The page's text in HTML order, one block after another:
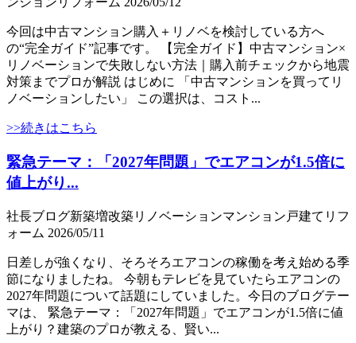
今回は中古マンション購入＋リノベを検討している方へ
の“完全ガイド”記事です。 【完全ガイド】中古マンション×
リノベーションで失敗しない方法｜購入前チェックから地震
対策までプロが解説 はじめに 「中古マンションを買ってリ
ノベーションしたい」 この選択は、コスト...
>>続きはこちら
緊急テーマ：「2027年問題」でエアコンが1.5倍に
値上がり...
社長ブログ新築増改築リノベーションマンション 戸建て リフ
ォーム 2026/05/11
日差しが強くなり、そろそろエアコンの稼働を考え始める季
節になりましたね。 今朝もテレビを見ていたらエアコンの
2027年問題について話題にしていました。今日のブログテー
マは、 緊急テーマ：「2027年問題」でエアコンが1.5倍に値
上がり？建築のプロが教える、賢い...